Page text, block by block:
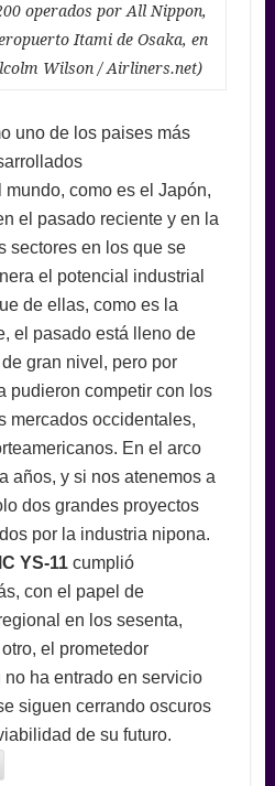
operados por All Nippon,
Itami de Osaka, en
Wilson / Airliners.net)
uno de los paises más
como es el Japón,
el pasado reciente y en la
sectores en los que se
el potencial industrial
de ellas, como es la
el pasado está lleno de
gran nivel, pero por
pudieron competir con los
mercados occidentales,
En el arco
años, y si nos atenemos a
dos grandes proyectos
por la industria nipona.
YS-11cumplió
con el papel de
en los sesenta,
el prometedor
no ha entrado en servicio
siguen cerrando oscuros
de su futuro.